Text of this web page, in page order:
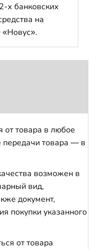
х банковских
на
от товара в любое
передачи товара — в
возможен в
вид,
документ,
покупки указанного
от товара